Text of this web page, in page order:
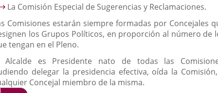
La Comisión Especial de Sugerencias y Reclamaciones.
Comisiones estarán siempre formadas por Concejales
los Grupos Políticos, en proporción al número de
tengan en el Pleno.
Alcalde es Presidente nato de todas las
delegar la presidencia efectiva, oída la
Concejal miembro de la misma.